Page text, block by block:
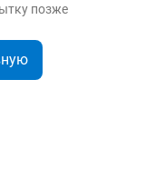
позже